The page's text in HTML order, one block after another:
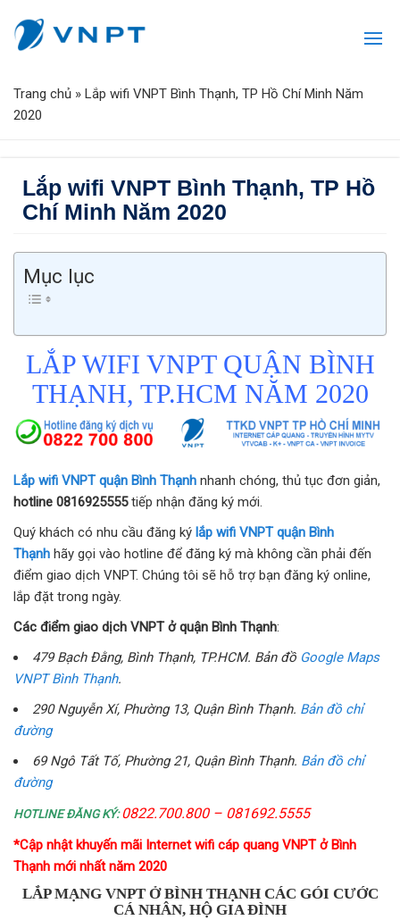
Trang chủ » Lắp wifi VNPT Bình Thạnh, TP Hồ Chí Minh Năm
2020
Lắp wifi VNPT Bình Thạnh, TP Hồ
Chí Minh Năm 2020
Mục lục
LẮP WIFI VNPT QUẬN BÌNH
THẠNH, TP.HCM NĂM 2020
Lắp wifi VNPT quận Bình Thạnh nhanh chóng, thủ tục đơn giản,
hotline 0816925555tiếp nhận đăng ký mới.
Quý khách có nhu cầu đăng ký lắp wifi VNPT quận Bình
Thạnh hãy gọi vào hotline để đăng ký mà không cần phải đến
điểm giao dịch VNPT. Chúng tôi sẽ hỗ trợ bạn đăng ký online,
lắp đặt trong ngày.
Các điểm giao dịch VNPT ở quận Bình Thạnh:
479 Bạch Đằng, Bình Thạnh, TP.HCM. Bản đồ Google Maps
VNPT Bình Thạnh.
290 Nguyễn Xí, Phường 13, Quận Bình Thạnh. Bản đồ chỉ
đường
69 Ngô Tất Tố, Phường 21, Quận Bình Thạnh. Bản đồ chỉ
đường
HOTLINE ĐĂNG KÝ:0822.700.800 – 081692.5555
*Cập nhật khuyến mãi Internet wifi cáp quang VNPT ở Bình
Thạnh mới nhất năm 2020
LẮP MẠNG VNPT ỞBÌNH THẠNHCÁC GÓI CƯỚC
CÁ NHÂN, HỘ GIA ĐÌNH